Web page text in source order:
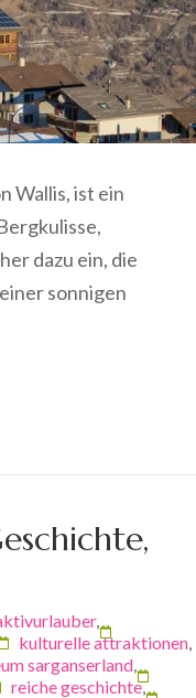
Wallis, ist ein
dazu ein, die
sonnigen
,
kulturelle attraktionen,
sarganserland,
reiche geschichte,